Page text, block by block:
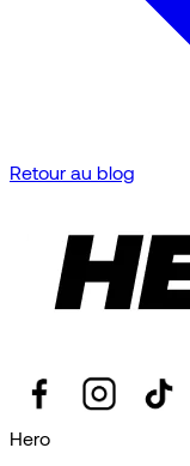
Retour au blog
Hero